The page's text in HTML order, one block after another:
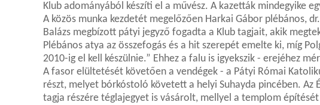
Klub adományából készíti el a művész. A kazetták mindegyike
A közös munka kezdetét megelőzően Harkai Gábor plébános,
Balázs megbízott pátyi jegyző fogadta a Klub tagjait, akik
Plébános atya az összefogás és a hit szerepét emelte ki, míg
2010-ig el kell készülnie.” Ehhez a falu is igyekszik - erejéhez
A fasor elültetését követően a vendégek - a Pátyi Római
részt, melyet bórkóstoló követett a helyi Suhayda pincében. Az
tagja részére téglajegyet is vásárolt, mellyel a templom